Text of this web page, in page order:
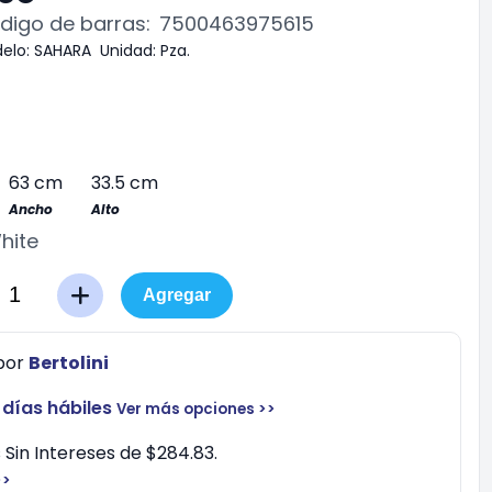
de barras: 7500463975615
SAHARA Unidad: Pza.
63 cm 33.5 cm
Ancho Alto
Agregar
Bertolini
hábiles Ver más opciones >>
Intereses de $284.83.